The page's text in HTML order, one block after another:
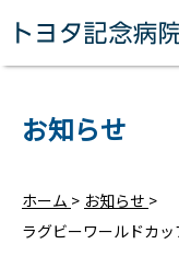
お知らせ
ホーム > お知らせ >
ラグビーワールドカ